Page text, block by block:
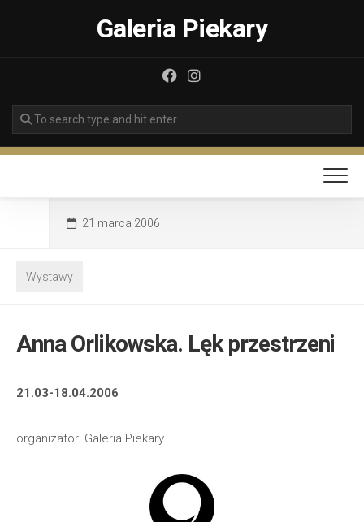
Galeria Piekary
21 marca 2006
Wystawy
Anna Orlikowska. Lęk przestrzeni
21.03-18.04.2006
organizator: Galeria Piekary